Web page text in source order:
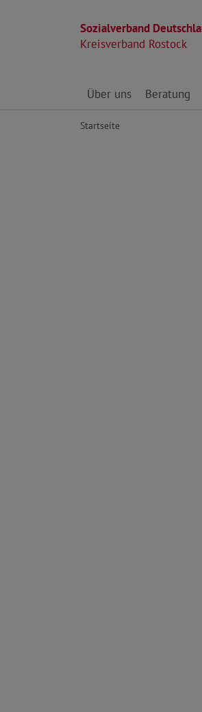
Sozialverband
Kreisverband Rostock
Direkt zu den Inhalten
Über uns Beratung
Startseite